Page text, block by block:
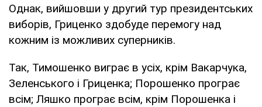
Однак, вийшовши у другий тур президентських
виборів, Гриценко здобуде перемогу над
кожним із можливих суперників.
Так, Тимошенко виграє в усіх, крім Вакарчука,
Зеленського і Гриценка; Порошенко програє
всім; Ляшко програє всім, крім Порошенка і